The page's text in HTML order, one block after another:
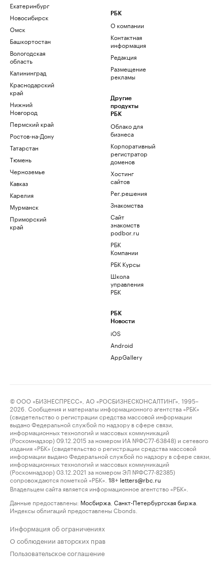
Екатеринбург
Новосибирск
Омск
Башкортостан
Вологодская
область
Калининград
Краснодарский
край
Нижний
Новгород
Пермский край
Ростов-на-Дону
Татарстан
Тюмень
Черноземье
Кавказ
Карелия
Мурманск
Приморский
край
РБК
О компании
Контактная
информация
Редакция
Размещение
рекламы
Другие
продукты
РБК
Облако для
бизнеса
Корпоративный
регистратор
доменов
Хостинг
сайтов
Рег.решения
Знакомства
Сайт
знакомств
podbor.ru
РБК
Компании
РБК Курсы
Школа
управления
РБК
РБК
Новости
iOS
Android
AppGallery
© ООО «БИЗНЕСПРЕСС», АО «РОСБИЗНЕСКОНСАЛТИНГ», 1995–
2026. Сообщения и материалы информационного агентства «РБК»
(свидетельство о регистрации средства массовой информации
выдано Федеральной службой по надзору в сфере связи,
информационных технологий и массовых коммуникаций
(Роскомнадзор) 09.12.2015 за номером ИА №ФС77-63848) и сетевого
издания «РБК» (свидетельство о регистрации средства массовой
информации выдано Федеральной службой по надзору в сфере связи,
информационных технологий и массовых коммуникаций
(Роскомнадзор) 03.12.2021 за номером ЭЛ №ФС77-82385)
сопровождаются пометкой «РБК».
18+ letters@rbc.ru
Владельцем сайта является информационное агентство «РБК».
Данные предоставлены: Мосбиржа Санкт-Петербургская биржа
Индексы облигаций предоставлены Cbonds.
Информация об ограничениях
О соблюдении авторских прав
Пользовательское соглашение